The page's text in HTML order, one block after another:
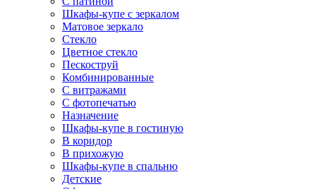
Шкафы-купе с зеркалом
Матовое зеркало
Стекло
Цветное стекло
Пескоструй
Комбинированные
С витражами
С фотопечатью
Назначение
Шкафы-купе в гостиную
В коридор
В прихожую
Шкафы-купе в спальню
Детские